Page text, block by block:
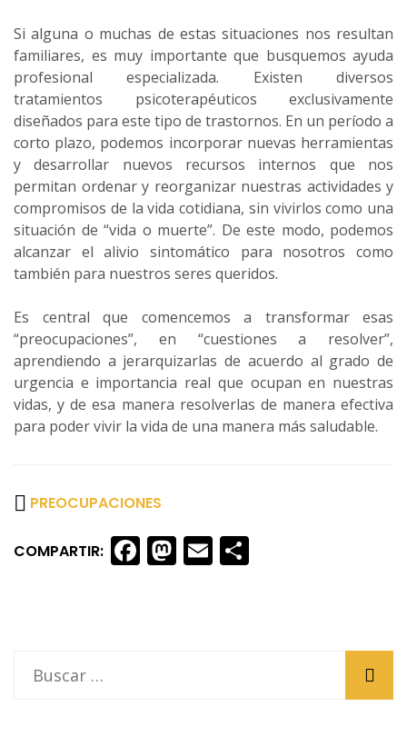
Si alguna o muchas de estas situaciones nos resultan
familiares, es muy importante que busquemos ayuda
profesional especializada. Existen diversos
tratamientos psicoterapéuticos exclusivamente
diseñados para este tipo de trastornos. En un período a
corto plazo, podemos incorporar nuevas herramientas
y desarrollar nuevos recursos internos que nos
permitan ordenar y reorganizar nuestras actividades y
compromisos de la vida cotidiana, sin vivirlos como una
situación de “vida o muerte”. De este modo, podemos
alcanzar el alivio sintomático para nosotros como
también para nuestros seres queridos.
Es central que comencemos a transformar esas
“preocupaciones”, en “cuestiones a resolver”,
aprendiendo a jerarquizarlas de acuerdo al grado de
urgencia e importancia real que ocupan en nuestras
vidas, y de esa manera resolverlas de manera efectiva
para poder vivir la vida de una manera más saludable.
PREOCUPACIONES
COMPARTIR: Facebook
Mastodon
Email